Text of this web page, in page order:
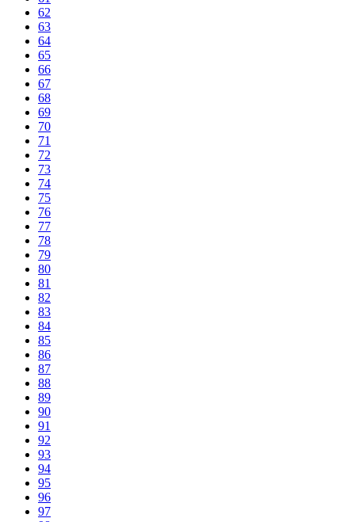
62
63
64
65
66
67
68
69
70
71
72
73
74
75
76
77
78
79
80
81
82
83
84
85
86
87
88
89
90
91
92
93
94
95
96
97